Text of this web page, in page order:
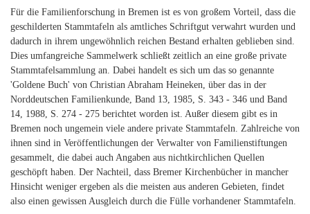
Für die Familienforschung in Bremen ist es von großem Vorteil, dass die
geschilderten Stammtafeln als amtliches Schriftgut verwahrt wurden und
dadurch in ihrem ungewöhnlich reichen Bestand erhalten geblieben sind.
Dies umfangreiche Sammelwerk schließt zeitlich an eine große private
Stammtafelsammlung an. Dabei handelt es sich um das so genannte
'Goldene Buch' von Christian Abraham Heineken, über das in der
Norddeutschen Familienkunde, Band 13, 1985, S. 343 - 346 und Band
14, 1988, S. 274 - 275 berichtet worden ist. Außer diesem gibt es in
Bremen noch ungemein viele andere private Stammtafeln. Zahlreiche von
ihnen sind in Veröffentlichungen der Verwalter von Familienstiftungen
gesammelt, die dabei auch Angaben aus nichtkirchlichen Quellen
geschöpft haben. Der Nachteil, dass Bremer Kirchenbücher in mancher
Hinsicht weniger ergeben als die meisten aus anderen Gebieten, findet
also einen gewissen Ausgleich durch die Fülle vorhandener Stammtafeln.